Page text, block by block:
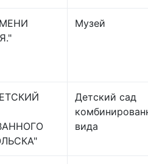
Музей
Детский сад
вида